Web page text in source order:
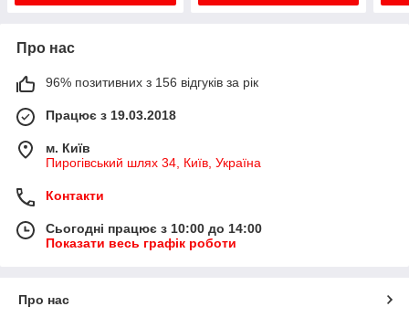
Про нас
96% позитивних з 156 відгуків за рік
Працює з 19.03.2018
м. Київ
Пирогівський шлях 34, Київ, Україна
Контакти
Сьогодні працює з 10:00 до 14:00
Показати весь графік роботи
Про нас